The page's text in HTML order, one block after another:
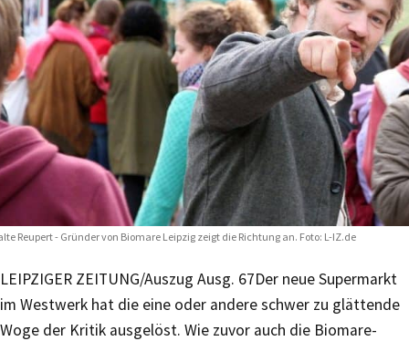
Reupert - Gründer von Biomare Leipzig zeigt die Richtung an. Foto: L-IZ.de
LEIPZIGER ZEITUNG/Auszug Ausg. 67Der neue Supermarkt
im Westwerk hat die eine oder andere schwer zu glättende
Woge der Kritik ausgelöst. Wie zuvor auch die Biomare-